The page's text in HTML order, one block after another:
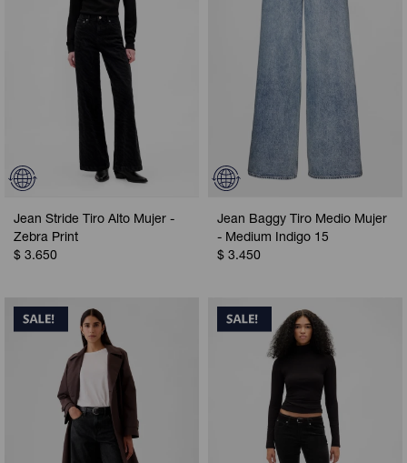
Jean Stride Tiro Alto Mujer -
Zebra Print
$ 3.650
Jean Baggy Tiro Medio Mujer
- Medium Indigo 15
$ 3.450